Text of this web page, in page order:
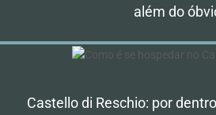
além do
Castello di Reschio: por